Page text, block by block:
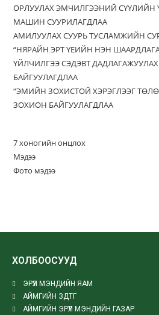
ОРЛУУЛАХ ЭМЧИЛГЭЭНИЙ СҮҮЛИЙН
МАШИН СУУРИЛАГДЛАА
АМИЛУУЛАХ СУУРЬ ТУСЛАМЖИЙН
“НЯРАЙН ЭРТ ҮЕИЙН НЭН
ҮЙЛЧИЛГЭЭ СЭДЭВТ
БАЙГУУЛАГДЛАА
“ЭМИЙН ЗОХИСТОЙ ХЭРЭГЛЭЭГ
ЗОХИОН БАЙГУУЛАГДЛАА
7 хоногийн онцлох
Мэдээ
Фото мэдээ
ХОЛБООСУУД
ЭРҮҮЛ МЭНДИЙН ЯАМ
АЙМГИЙН ЗДТГ
АЙМГИЙН ЭРҮҮЛ МЭНДИЙН ГАЗАР